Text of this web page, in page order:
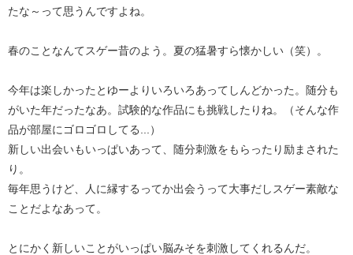
たな～って思うんですよね。
春のことなんてスゲー昔のよう。夏の猛暑すら懐かしい（笑）。
今年は楽しかったとゆーよりいろいろあってしんどかった。随分も
がいた年だったなあ。試験的な作品にも挑戦したりね。（そんな作
品が部屋にゴロゴロしてる...）
新しい出会いもいっぱいあって、随分刺激をもらったり励まされた
り。
毎年思うけど、人に縁するってか出会うって大事だしスゲー素敵な
ことだよなあって。
とにかく新しいことがいっぱい脳みそを刺激してくれるんだ。